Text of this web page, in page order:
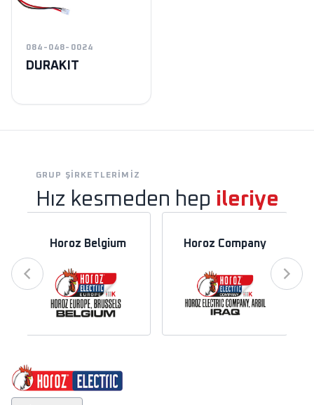
084-048-0024
DURAKIT
GRUP ŞIRKETLERIMIZ
Hız kesmeden hep ileriye
Horoz Belgium Horoz Company